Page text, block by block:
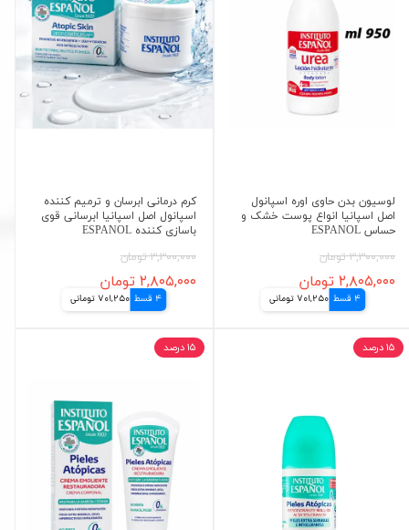
لوسیون بدن حاوی اوره اسپانول
اصل اسپانیا انواع پوست خشک و
حساس ESPANOL
۳,۳۰۰,۰۰۰ تومان
۲,۸۰۵,۰۰۰ تومان
4 قسط 701,250 تومانی
کرم درمانی ابرسان و ترمیم کننده
اسپانول اصل اسپانیا ابرسانی قوی
باسازی کننده ESPANOL
۳,۳۰۰,۰۰۰ تومان
۲,۸۰۵,۰۰۰ تومان
4 قسط 701,250 تومانی
۱۵ درصد ۱۵ درصد